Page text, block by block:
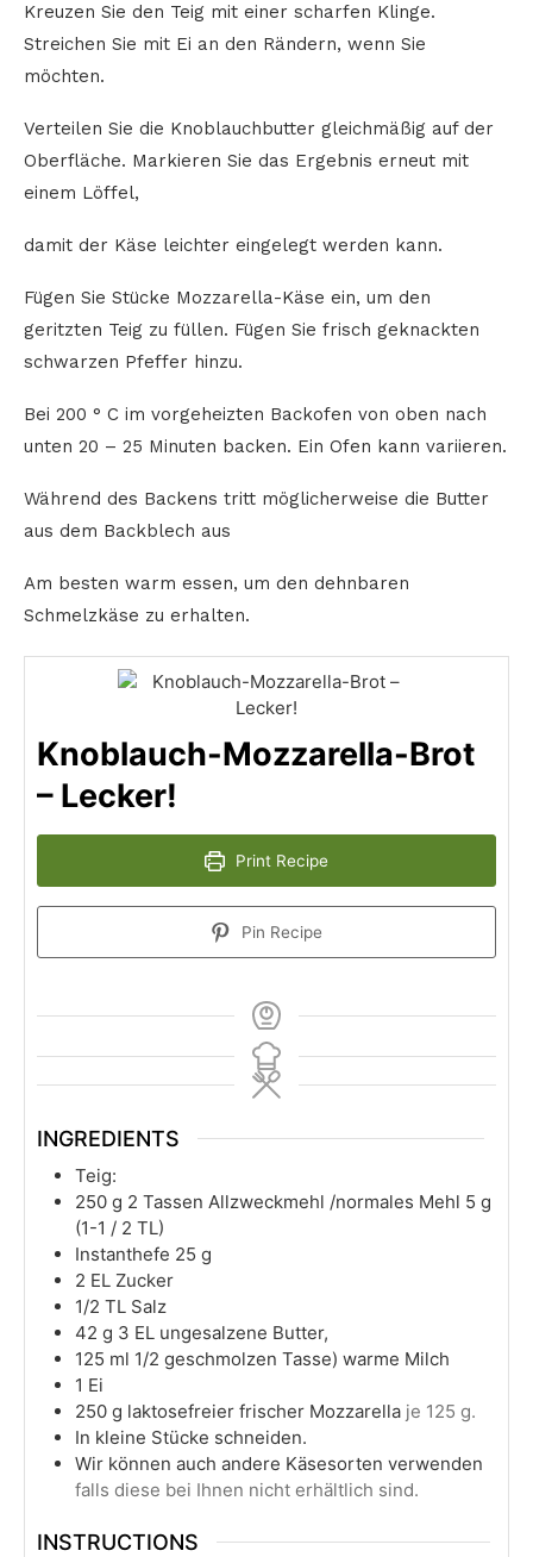
Kreuzen Sie den Teig mit einer scharfen Klinge.
Streichen Sie mit Ei an den Rändern, wenn Sie
möchten.
Verteilen Sie die Knoblauchbutter gleichmäßig auf der
Oberfläche. Markieren Sie das Ergebnis erneut mit
einem Löffel,
damit der Käse leichter eingelegt werden kann.
Fügen Sie Stücke Mozzarella-Käse ein, um den
geritzten Teig zu füllen. Fügen Sie frisch geknackten
schwarzen Pfeffer hinzu.
Bei 200 ° C im vorgeheizten Backofen von oben nach
unten 20 – 25 Minuten backen. Ein Ofen kann variieren.
Während des Backens tritt möglicherweise die Butter
aus dem Backblech aus
Am besten warm essen, um den dehnbaren
Schmelzkäse zu erhalten.
Knoblauch-Mozzarella-Brot
– Lecker!
Print Recipe
Pin Recipe
INGREDIENTS
Teig:
250 g 2 Tassen Allzweckmehl /normales Mehl 5 g
(1-1 / 2 TL)
Instanthefe 25 g
2 EL Zucker
1/2 TL Salz
42 g 3 EL ungesalzene Butter,
125 ml 1/2 geschmolzen Tasse) warme Milch
1 Ei
250 g laktosefreier frischer Mozzarella je 125 g.
In kleine Stücke schneiden.
Wir können auch andere Käsesorten verwenden
falls diese bei Ihnen nicht erhältlich sind.
INSTRUCTIONS